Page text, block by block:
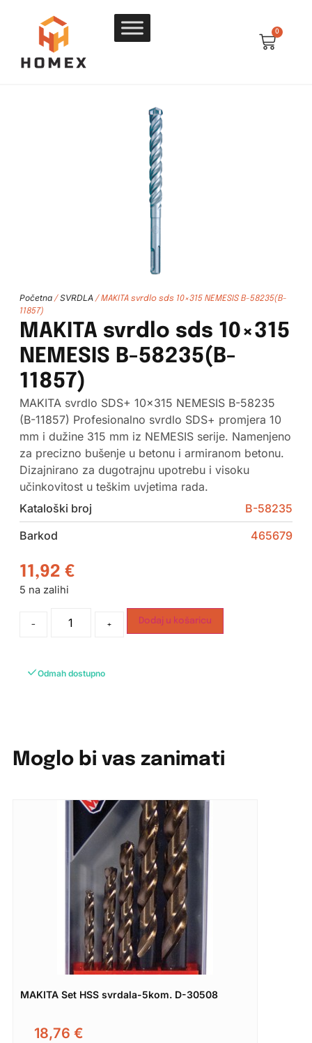
0
Početna/ SVRDLA/ MAKITA svrdlo sds 10×315 NEMESIS B-58235(B-
11857)
MAKITA svrdlo sds 10×315
NEMESIS B-58235(B-
11857)
MAKITA svrdlo SDS+ 10×315 NEMESIS B-58235
(B-11857) Profesionalno svrdlo SDS+ promjera 10
mm i dužine 315 mm iz NEMESIS serije. Namenjeno
za precizno bušenje u betonu i armiranom betonu.
Dizajnirano za dugotrajnu upotrebu i visoku
učinkovitost u teškim uvjetima rada.
Kataloški broj
B-58235
Barkod
465679
11,92 €
5 na zalihi
- + Dodaj u košaricu
Odmah dostupno
Moglo bi vas zanimati
MAKITA Set HSS svrdala-5kom. D-30508
18,76 €